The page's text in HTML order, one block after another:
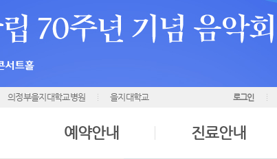
의정부을지대학교병원 을지대학교 로그인
예약안내 진료안내